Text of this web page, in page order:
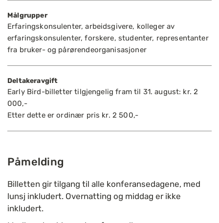
Målgrupper
Erfaringskonsulenter, arbeidsgivere, kolleger av
erfaringskonsulenter, forskere, studenter, representanter
fra bruker- og pårørendeorganisasjoner
Deltakeravgift
Early Bird-billetter tilgjengelig fram til 31. august: kr. 2
000,-
Etter dette er ordinær pris kr. 2 500,-
Påmelding
Billetten gir tilgang til alle konferansedagene, med
lunsj inkludert. Overnatting og middag er ikke
inkludert.